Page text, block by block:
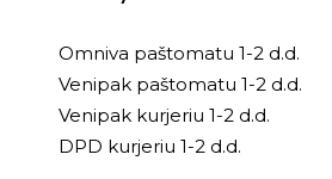
Omniva paštomatu 1-2 d.d.
Venipak paštomatu 1-2 d.d.
Venipak kurjeriu 1-2 d.d.
DPD kurjeriu 1-2 d.d.